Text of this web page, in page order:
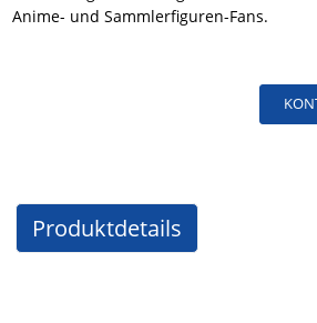
Anime- und Sammlerfiguren-Fans.
Produktdetails